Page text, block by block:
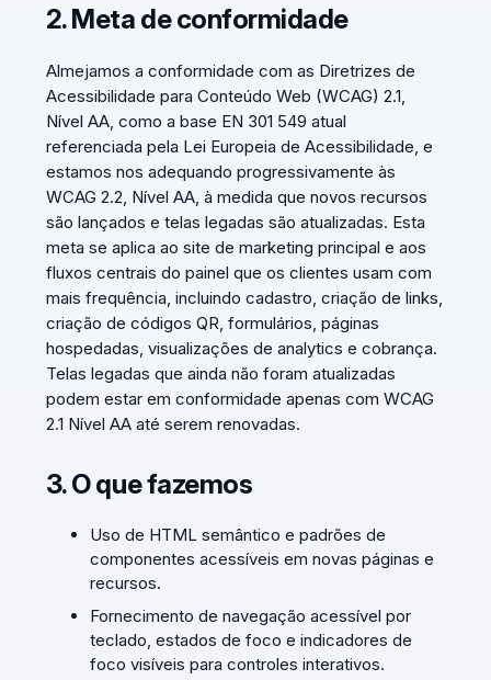
2. Meta de conformidade
Almejamos a conformidade com as Diretrizes de
Acessibilidade para Conteúdo Web (WCAG) 2.1,
Nível AA, como a base EN 301 549 atual
referenciada pela Lei Europeia de Acessibilidade, e
estamos nos adequando progressivamente às
WCAG 2.2, Nível AA, à medida que novos recursos
são lançados e telas legadas são atualizadas. Esta
meta se aplica ao site de marketing principal e aos
fluxos centrais do painel que os clientes usam com
mais frequência, incluindo cadastro, criação de links,
criação de códigos QR, formulários, páginas
hospedadas, visualizações de analytics e cobrança.
Telas legadas que ainda não foram atualizadas
podem estar em conformidade apenas com WCAG
2.1 Nível AA até serem renovadas.
3. O que fazemos
Uso de HTML semântico e padrões de
componentes acessíveis em novas páginas e
recursos.
Fornecimento de navegação acessível por
teclado, estados de foco e indicadores de
foco visíveis para controles interativos.